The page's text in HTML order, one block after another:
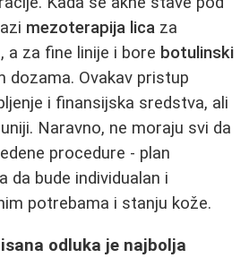
mezoterapija lica za
a za fine linije i bore botulinski
dozama. Ovakav pristup
i finansijska sredstva, ali
Naravno, ne moraju svi da
procedure - plan
da bude individualan i
potrebama i stanju kože.
odluka je najbolja